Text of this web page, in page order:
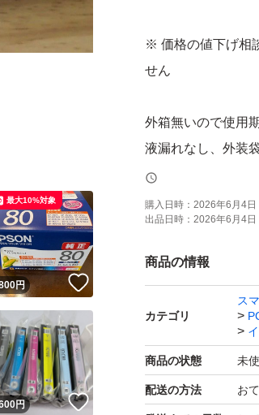
※ 価格の値下げ相
せん
外箱無いので使用
液漏れなし、外装
購入された24時間
時間指定はできま
検品済ですが 初期
画像と説明文の色
が 写真の画像が正
購入日時： 2026年6月4日
出品日時： 2026年6月4日
商品の情報
カテゴリ
ス
商品の状態 未
配送の方法 お
！
円
最大10%対象
！
円 いいね！